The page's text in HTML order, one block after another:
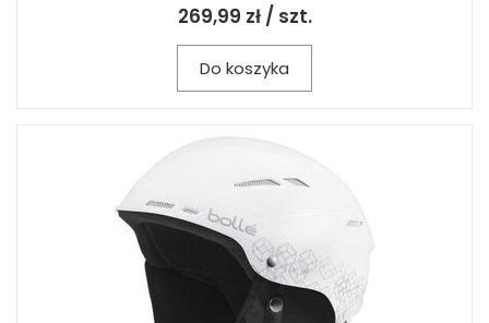
269,99 zł / szt.
Do koszyka